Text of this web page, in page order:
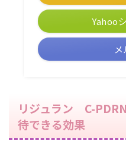
Yahoo
リジュラン C-
待できる効果